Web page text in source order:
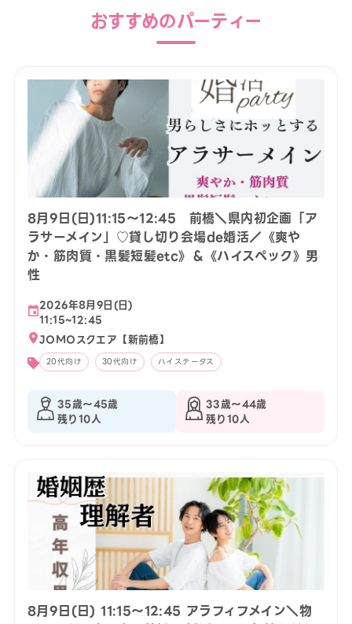
おすすめのパーティー
8月9日(日)11:15〜12:45 前橋＼県内初企画「ア
ラサーメイン」♡貸し切り会場de婚活／《爽や
か・筋肉質・黒髪短髪etc》＆《ハイスペック》男
性
2026年8月9日(日)
11:15~12:45
JOMOスクエア【新前橋】
20代向け 30代向け ハイステータス
35歳〜45歳
残り10人
33歳〜44歳
残り10人
8月9日(日) 11:15〜12:45 アラフィフメイン＼物